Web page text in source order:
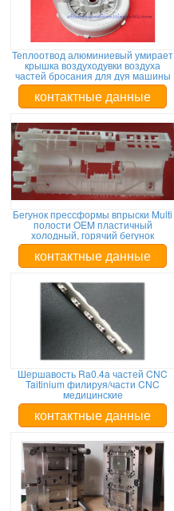
Теплоотвод алюминиевый умирает
крышка воздуходувки воздуха
частей бросания для дуя машины
контактные данные
Бегунок прессформы впрыски Multi
полости OEM пластичный
холодный, горячий бегунок
контактные данные
Шершавость Ra0.4a частей CNC
Taitinium филируя/части CNC
медицинские
контактные данные